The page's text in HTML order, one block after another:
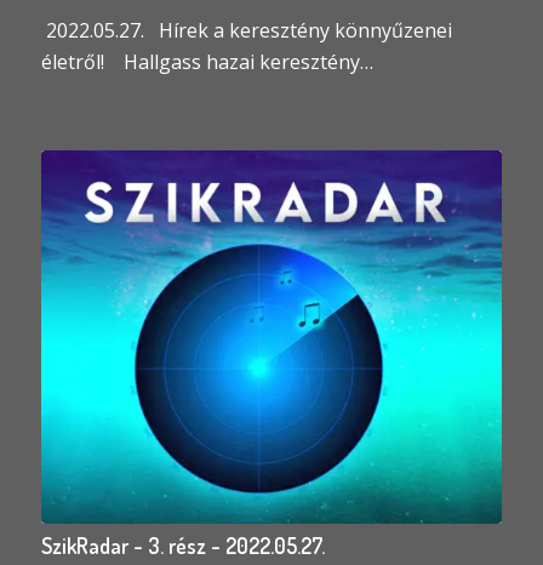
2022.05.27. Hírek a keresztény könnyűzenei
életről! Hallgass hazai keresztény…
SzikRadar - 3. rész - 2022.05.27.